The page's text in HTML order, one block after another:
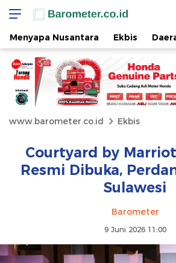
Menyapa Nusantara Ekbis
www.barometer.co.id Ekbis
Courtyard by
Resmi Dibuka,
Sulawesi
Barometer
9 Juni 2026 11:00